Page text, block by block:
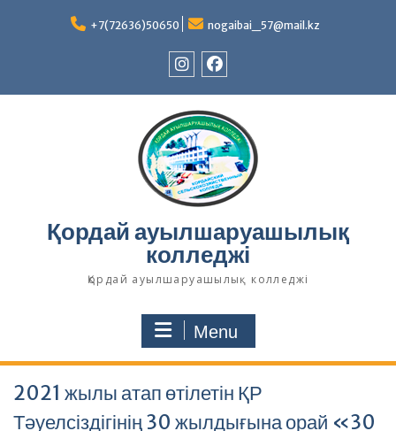
+7(72636)50650 nogaibai_57@mail.kz
Қордай ауылшаруашылық
колледжі
Қордай ауылшаруашылық колледжі
Menu
2021 жылы атап өтілетін ҚР
Тәуелсіздігінің 30 жылдығына орай «30